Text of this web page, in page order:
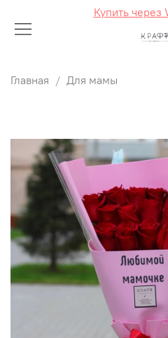
Купить через
Главная Для мамы